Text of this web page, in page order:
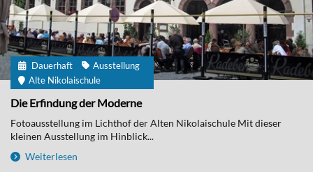
Dauerhaft
Ausstellung
Alte Nikolaischule
Die Erfindung der Moderne
Fotoausstellung im Lichthof der Alten Nikolaischule Mit dieser
kleinen Ausstellung im Hinblick...
Weiterlesen